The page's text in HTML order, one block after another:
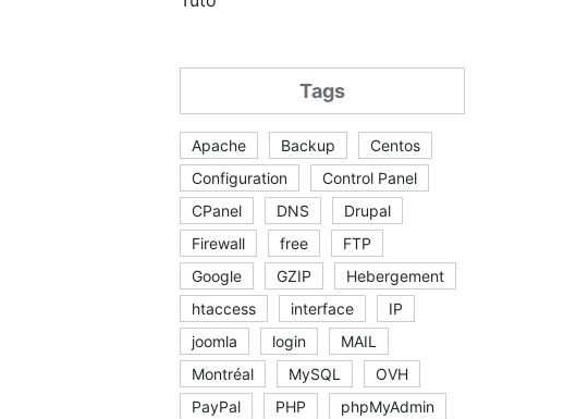
Tags
Apache Backup
Centos
Configuration
Control Panel
CPanel
DNS
Drupal
Firewall
free
FTP
Google
GZIP
Hebergement
htaccess
interface
IP
joomla
login
MAIL
Montréal
MySQL
OVH
PayPal
PHP
phpMyAdmin